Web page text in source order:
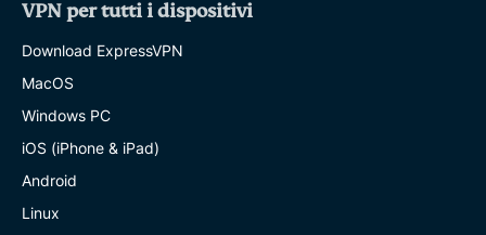
VPN per tutti i dispositivi
Download ExpressVPN
MacOS
Windows PC
iOS (iPhone & iPad)
Android
Linux